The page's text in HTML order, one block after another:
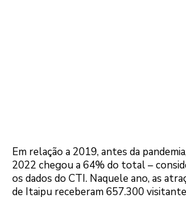
Em relação a 2019, antes da
2022 chegou a 64% do total –
os dados do CTI. Naquele ano, as
de Itaipu receberam 657.300